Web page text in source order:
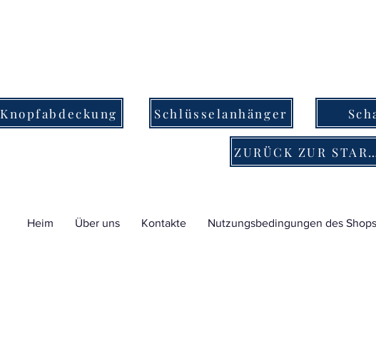
Knopfabdeckung Schlüsselanhänger
ZURÜCK ZUR
Heim Über uns Kontakte Nutzungsbedingungen des Shops